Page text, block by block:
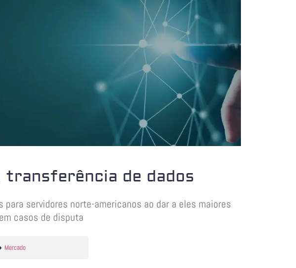
transferência de dados
servidores norte-americanos ao dar a eles maiores
casos de disputa
Mercado